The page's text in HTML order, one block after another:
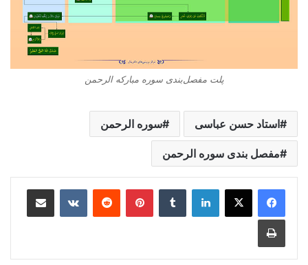
پلت مفصل‌بندی سوره مبارکه الرحمن
استاد حسن عباسی سوره الرحمن
مفصل بندی سوره الرحمن
لینکدین ‫تامبلر ‫پین‌ترست‫رددیت ‫VKontakteاشتراک گذاری از طریق ایمیل
چاپ